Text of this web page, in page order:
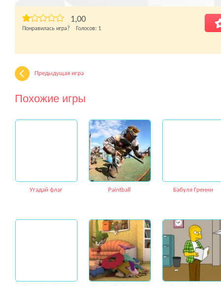
1,00
Понравилась игра? Голосов: 1
Предыдущая игра
Похожие игры
Угадай флаг Paintball Бабуля Гренни